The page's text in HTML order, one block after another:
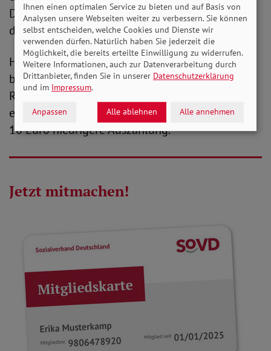
Diesen Anteil leitet die Rentenversicherung
direkt an die jeweilige Krankenkasse weiter.
Hat eine Krankenkasse ihren Zusatzbeitrag also
beispielsweise um 1 Prozent erhöht, erhalten
Rentner*innen 0,5 Prozent weniger Rente. Bei
einer Rente von 2.000 Euro ergibt das eine um
10 Euro niedrigere Auszahlung.
Jetzt mitmachen!
Ihnen einen optimalen Service zu bieten und auf Basis von
Analysen unsere Webseiten weiter zu verbessern. Sie können
selbst entscheiden, welche Cookies und Dienste wir
verwenden dürfen. Natürlich haben Sie jederzeit die
Möglichkeit, die bereits erteilte Einwilligung zu widerrufen.
Weitere Informationen, auch zur Datenverarbeitung durch
Drittanbieter, finden Sie in unserer Datenschutzerklärung
und im Impressum.
Anpassen Alle ablehnen Alle annehmen